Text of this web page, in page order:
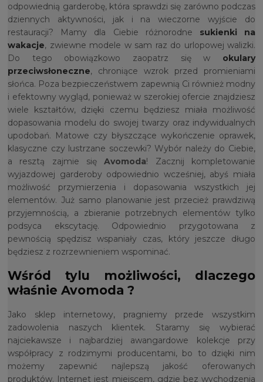
odpowiednią garderobę, która sprawdzi się zarówno podczas
dziennych aktywności, jak i na wieczorne wyjście do
restauracji? Mamy dla Ciebie różnorodne sukienki na
wakacje, zwiewne modele w sam raz do urlopowej walizki.
Do tego obowiązkowo zaopatrz się w okulary
przeciwsłoneczne, chroniące wzrok przed promieniami
słońca. Poza bezpieczeństwem zapewnią Ci również modny
i efektowny wygląd, ponieważ w szerokiej ofercie znajdziesz
wiele kształtów, dzięki czemu będziesz miała możliwość
dopasowania modelu do swojej twarzy oraz indywidualnych
upodobań. Matowe czy błyszczące wykończenie oprawek,
klasyczne czy lustrzane soczewki? Wybór należy do Ciebie,
a resztą zajmie sięAvomoda! Zacznij kompletowanie
wyjazdowej garderoby odpowiednio wcześniej, abyś miała
możliwość przymierzenia i dopasowania wszystkich jej
elementów. Już samo planowanie jest przecież prawdziwą
przyjemnością, a zbieranie potrzebnych elementów tylko
podsyca ekscytację. Odpowiednio przygotowana z
pewnością spędzisz wspaniały czas, który jeszcze długo
będziesz z rozrzewnieniem wspominać.
Wśród tylu możliwości, dlaczego
właśnie Avomoda ?
Jako sklep internetowy, pragniemy przede wszystkim
zadowolenia naszych klientek. Staramy się wybierać
najciekawsze i najbardziej awangardowe kolekcje przy
współpracy z rodzimymi producentami, bo to dzięki nim
możemy zapewnić najlepszą jakość oferowanych
produktów. Internet jest miejscem, gdzie bez wychodzenia